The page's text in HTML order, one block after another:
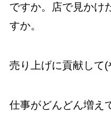
ですか。店で見かけ
すか。
売り上げに貢献して(
仕事がどんどん増え